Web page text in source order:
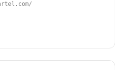
facilitent grandement la
d’achat, un critère
En comprenant
et en offrant une